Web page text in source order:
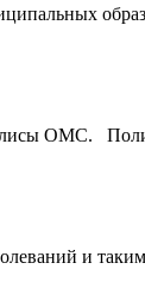
полисы ОМС.
и таким